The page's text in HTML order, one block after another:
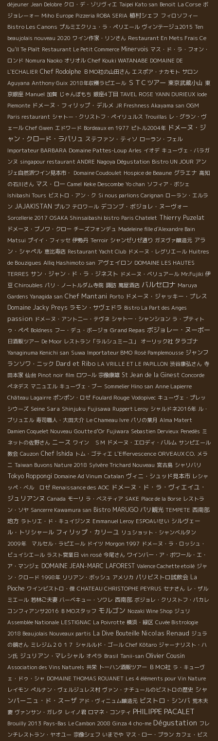
déjeuner Jean Delobre クロ・デ・ゾリヴィエ Taipei Kato san Benoit La Corse ボ
ジョレーォー Miho Europe Pizzeria ROBA SERIA 植村シェフ フィロソフィー
Bistro Les Canons プルミエクリュ・ラ・ペリエール ヴィンテージュ2015 Ten
beaujolais nouveau 2020 ワイン作家・リンさん Restaurant En Mets Frais Ce
Qu'Il Te Plaît Restaurant Le Petit Commerce Minervois マス・ド・ラ・フォン・
ロンド Nomura Naoko オリオル Chef Kouki WATANABE DOMAINE DE
L'ECHALIER Chef Rodolphe ＢＭО社の山田さん エスポア・ナカモト サロン
Aguyana Anthony Guix 2018年収穫ラピエール ＳＴＣツアー 東京武蔵小山 東
京銀座 Manuel 加賀 じゃんぼもち 銀座4丁目 TAVEL ROSE YANN DURIEUX Iode
Piemonte ドメーヌ・フィリップ・デルメ JR Freshness Akayama san OGM
Paris restaurant シャトー・クリストフ・ペイリュルス Trouillas レ・グラン・ヴ
ェール Chef Gwen エドワード Bordeaux en 1977 ピトル2004年 ドメーヌ・ジ
ャン・クロード・ラパリュ ステファン・ティソ ローラン・フェル
Importateur BARBARA Domaine Pattes-Loup Arles イオデ キューヴェ・バラガ
ンヌ singapour restaurant ANDRE Nagoya Dégustation Bistro UN JOUR アン
ジェ自然派ワイン見本市・ Domaine Coudoulet Hospice de Beaune グラエナ 高知
の石川さん マス・ロー Camel Keke Descombe Yo chan ソフィア・ボシェ
Ishibashi Tours ビストロ・アン・ク Si nous parlions Carignan ローラン・エルラ
ン JAJAKISTAN プルフ テロワール デコンブ・ボジョレ・ヌーヴォー
Sorcellerie 2017 OSAKA Shinsaibashi bistro Paris Chatelet Thierry Puzelat
ドメーヌ・ブノワ・クロー チーズフォンデュ Madeleine fille d'Alexandre Bain
Matsui プイイ・フィッセ 伊勢丹 Terroir シャンゼリゼ通り ガヌヴァ醸造元 アラ
ン・シャペル 恵比寿店 Restaurant Yacht Club ドメーヌ・レグリエール Huitres
de Bouzigues Alliq Hashimoto san アヴェイロン DOMAINE LES HAUTES
TERRES サン・ジャン・ド・ラ・ジネスト ドメーヌ・ベリュアール Mr.Fujiki 伊
豆 Chiroubles パリ・ノートルダム寺院 諏訪 萬屋酒店 バルセロナ Maruya
Gardens Yanagida san Chef Mantani Porto ドメーヌ・ジャッキー・プレス
Domaine Jacky Preys ラモン・サヴェドラ Bistro La Part des Anges
passion ドメーヌ・アント二ー・テヴネ シャトー・シャンション ラ・プティト
ゥ・ペペ Boldness フー・デュ・ボージョ Grand Repas ボジョレー・ヌーボー
日酒販ツアー De Moor レストラン「ラルシュミーユ」 オーリック社 タラゴナ
Yanaginuma Kenichi san Suwa Importateur BMO Rosé Pamplemousse ジャンフ
ランソワ・ニック Dard et Ribo LA VRILLE ET LE PAPILLON 渋谷康弘さん 寺
田本家 仙台 Pinot noir film ロワ−ル 宗像康雄 St Jean de la Ginest Concorde
ぺネデス マニュエル キューヴェ・ブー Sommelier Hino san Anne Lapierre
Château Lagairre ポンポン・ロゼ Foulard Rouge Vodopivec キューヴェ・プレッ
シウーズ Seine Sara Shinjuku Fujisawa Ruppert Leroy シャルドネ2016年 ル・
ブリュエル 寿司職人・大田大介 Le Chameau Ivre パリの葉月 Alma Matert
Damien Coquelet Nouveau Goutte d’Or Fujiwara Sebastien Dervieux Penedès ミ
ネットの佐野さん ニース ワイン ＳＭ ドメーヌ・エロディ・バルム サンピエール
教会 Cauzon Chef Ishida トム・ゴティエ L'Effervescence ORVEAUX CO. メラ
ニ Taiwan Buvons Nature 2018 Sylvère Trichard Nouveau 宮古島 シャリバリ
Tokyo Roppongi Domaine Ad Vinum Catalan ヴィニ・シュッド見本市 レシャ
ッペ・ベル ロゼ Renaissance des AOC ドメーヌ・ド・ラ・ヴィエイユ・
ジュリアンヌ Canada モーリ ラ・ベスティア SAKE Place de la Borse レストラ
ン・ソヤ Sancerre Kawamura san Bistro MARUGO パリ観光 TEMPETE 西南部
地方 ラトリエ・ド・キュイジンヌ Emmanuel Leroy ESPOAいせい シルヴェー
ル・トリシャール フィリップ・カリーユ リュショット・シャンベルタン
2009年 マルセル・ラピエール ドイツ Morgon 1997 ドメーヌ・ラ・ロッシュ・
ビュイシエール ラスト営業日 vin rosé 今尾さん ワインバー・ア・ボワール・エ・
ア・マンジェ DOMAINE JEAN-MARC LAFOREST Valence Cachette etoilé ジャ
ン・クロード 1998年 リリアン・ボッシュ アメリカ パリビストロ試飲会 La
Pioche ワインビストロ・俊 CHATEAU CHRISTOPHE PEYRUS セナさん レ・ザル
ミエール 若林ご夫妻 バーベキュー・ソワレ 西南部 ボジョレ・クリストフ・パカレ
コンフィアンサ2016 ＢＭОスタッフ モルゴン Nozaki Wine Shop ジュリ
Assemblée Nationale LESTIGNAC La Poivrotte 横浜・緑区 Cuvée Bistrologie
2018 Beaujolais Nouveaux partis La Dive Bouteille Nicolas Renaud ジュラ
の鏡さん ミレジム２０１７ シャルルド・ゴール Chef Kôtaro ジャーナリスト・ハ
ン氏 ジュリアン・マレシャル オペラ Brasil Tanii-san Olivier Cousin
Association des Vins Naturels 共栄 トーハン酒販ツアー ＢＭО社 ラ・キューヴ
ェ・ドゥ・シャ DOMAINE THOMAS ROUANET Les 4 éléments pour Vin Nature
レイモン ぺルナン・ヴェルジュレス村 ヴァン・ナチュールのビストロの歴史 シャ
ンパーニュ・ド・スーザ アド・ヴィニュム醸造元 ビストロ・シンバ 荒木夫
妻 ヴァンサン・ガレタ レイノ君 ロマネ・コンティ PHILIPPE PACALET
Brouilly 2013 Pays-Bas Le Cambon 2008 Ginza 4 cho-me Dégustation フレ
ンチレストラン・ヤオユー 宗像シェフ いまでや マス・ロー・ブラン カフェ・ビス